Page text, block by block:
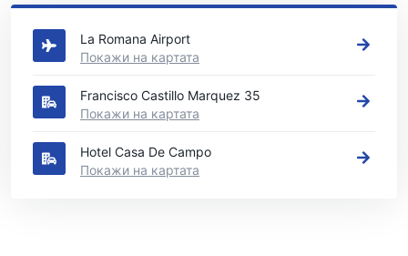
Романа
La Romana Airport
Покажи на картата
Francisco Castillo Marquez 35
Покажи на картата
Hotel Casa De Campo
Покажи на картата